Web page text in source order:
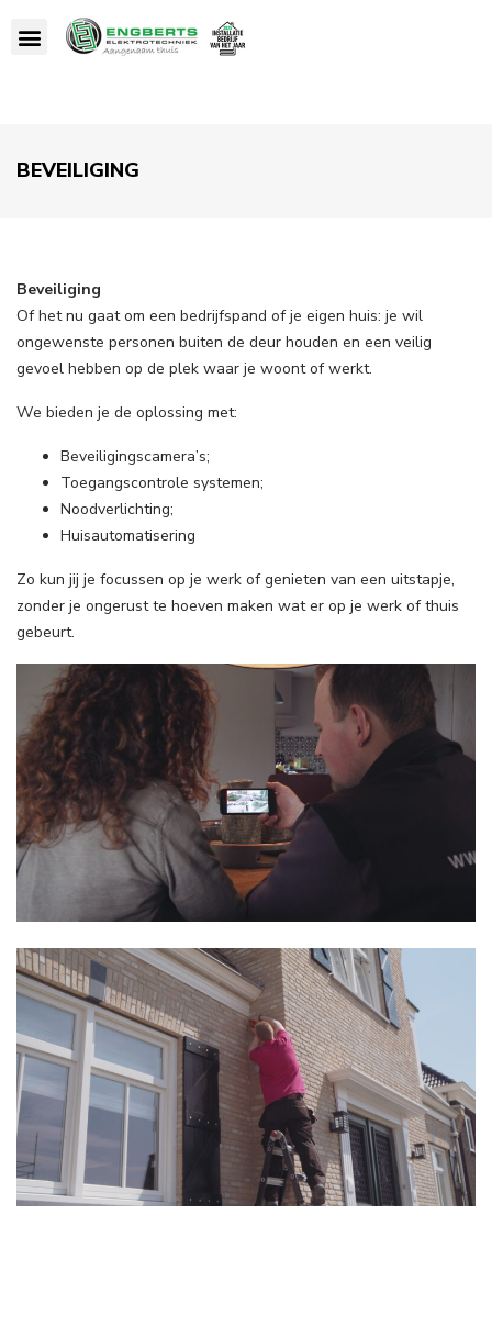
BEVEILIGING
Beveiliging
Of het nu gaat om een bedrijfspand of je eigen huis: je wil
ongewenste personen buiten de deur houden en een veilig
gevoel hebben op de plek waar je woont of werkt.
We bieden je de oplossing met:
Beveiligingscamera’s;
Toegangscontrole systemen;
Noodverlichting;
Huisautomatisering
Zo kun jij je focussen op je werk of genieten van een uitstapje,
zonder je ongerust te hoeven maken wat er op je werk of thuis
gebeurt.